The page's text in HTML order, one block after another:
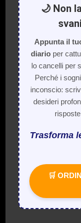
🌙 Non
Appunta il
diarioper
lo cancelli per
Perché i
inconscio:
desideri
Trasforma
🛒